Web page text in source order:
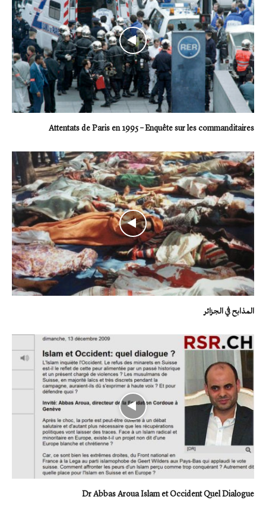
Attentats de Paris en 1995 – Enquête sur les commanditaires
المذابح في الجزائر
Dr Abbas Aroua Islam et Occident Quel Dialogue